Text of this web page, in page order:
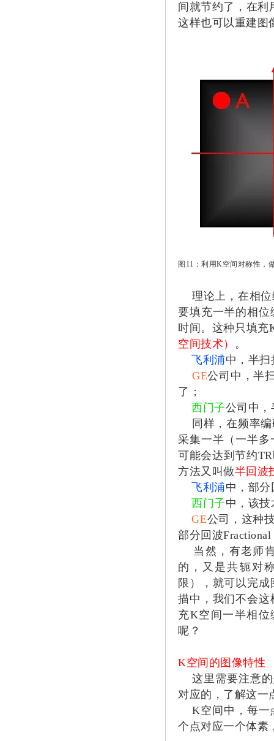
间就节约了，在利
这样也可以重建图
图11：利用K空间对称性，
理论上，在相位
要填充一半的相
时间。这种只填充
空间技术） 。
飞利浦中，半扫
GE公司中，半
了；
西门子公司中，
同样，在频率编
采集一半（一半多
可能会达到节约
方法又叫做半回波
飞利浦中，部
西门子中，该技
GE公司，这种
部分回波Fractional
当然，有老师肯
的，又是共轭对
限），就可以完
描中，我们不会
充K空间一半相
呢？
K空间的图像特性
这里需要注意的
对应的，了解这一
K空间中，每一
个点对应一个体素